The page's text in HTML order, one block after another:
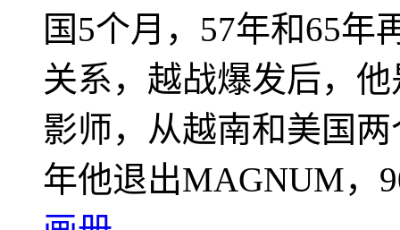
国5个月，57年和65年
关系，越战爆发后，
影师，从越南和美国
年他退出MAGNUM，